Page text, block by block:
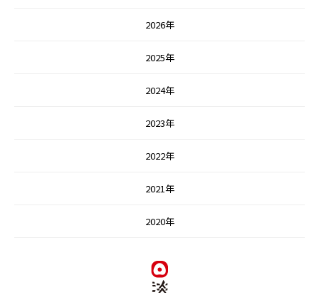
2026年
2025年
2024年
2023年
2022年
2021年
2020年